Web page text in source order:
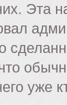
Эта
уже